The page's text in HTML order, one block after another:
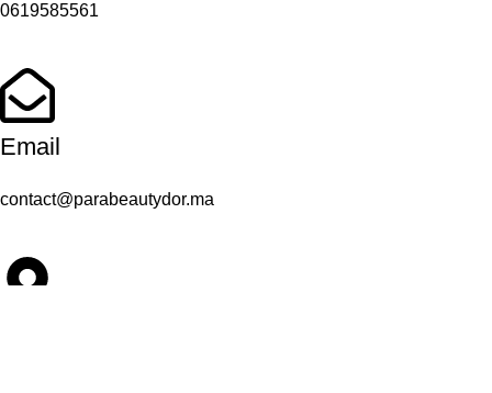
0619585561
Email
contact@parabeautydor.ma